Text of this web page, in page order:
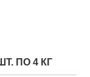
ПО 4 КГ